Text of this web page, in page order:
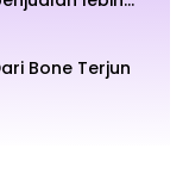
Bone Terjun